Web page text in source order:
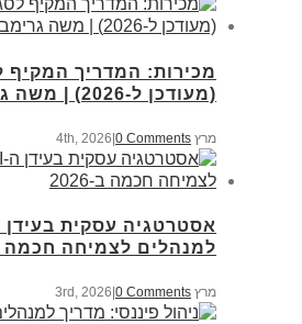
מכירות: המדריך המקיף
(מעודכן ל-2026) | משה גרימברג
מרץ 4th, 2026 |0 Comments
למנהלים לצמיחה חכמה ב-
מרץ 3rd, 2026 0 Comments